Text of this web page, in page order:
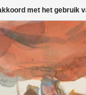
met het gebruik